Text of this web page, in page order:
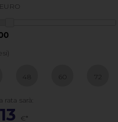
48 60 72
rata sarà:
€*